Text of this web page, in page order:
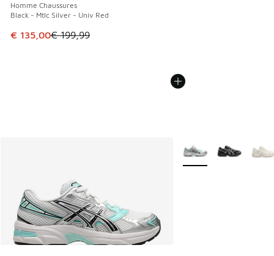
Homme Chaussures
Black - Mtlc Silver - Univ Red
Cet article est en promotion. Prix en baisse de € 199,99 à
€ 135,00€ 199,99
Plus de couleurs